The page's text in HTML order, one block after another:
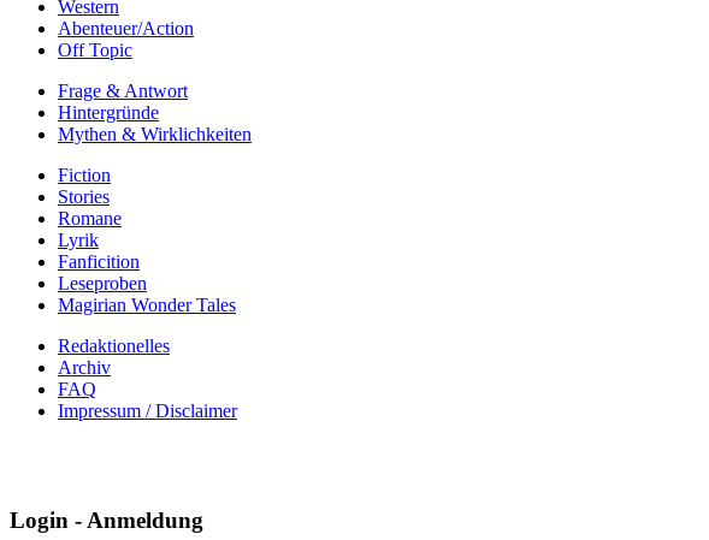
Western
Abenteuer/Action
Off Topic
Frage & Antwort
Hintergründe
Mythen & Wirklichkeiten
Fiction
Stories
Romane
Lyrik
Fanficition
Leseproben
Magirian Wonder Tales
Redaktionelles
Archiv
FAQ
Impressum / Disclaimer
Login - Anmeldung